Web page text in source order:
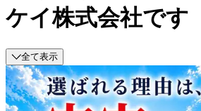
ケイ株式会社です
全て表示